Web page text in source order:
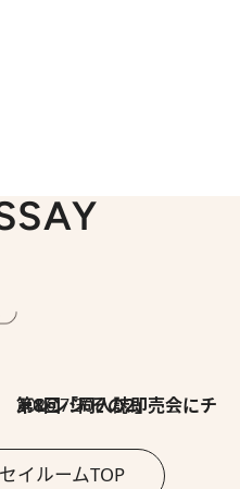
2026.7.30
第8回「同人誌即売会にチャレンジ その2」
イルームTOP